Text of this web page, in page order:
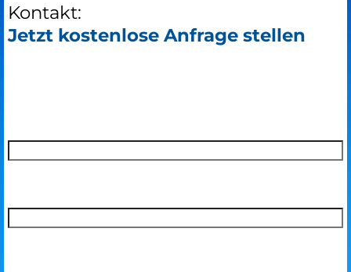
Kontakt:
Jetzt kostenlose Anfrage stellen